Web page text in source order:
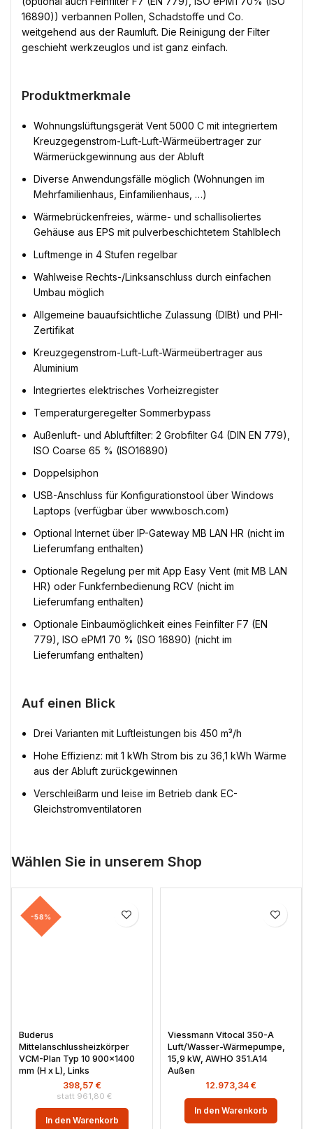
16890)) verbannen Pollen, Schadstoffe und Co.
weitgehend aus der Raumluft. Die Reinigung der Filter
geschieht werkzeuglos und ist ganz einfach.
Produktmerkmale
Wohnungslüftungsgerät Vent 5000 C mit integriertem
Kreuzgegenstrom-Luft-Luft-Wärmeübertrager zur
Wärmerückgewinnung aus der Abluft
Diverse Anwendungsfälle möglich (Wohnungen im
Mehrfamilienhaus, Einfamilienhaus, …)
Wärmebrückenfreies, wärme- und schallisoliertes
Gehäuse aus EPS mit pulverbeschichtetem Stahlblech
Luftmenge in 4 Stufen regelbar
Wahlweise Rechts-/Linksanschluss durch einfachen
Umbau möglich
Allgemeine bauaufsichtliche Zulassung (DIBt) und PHI-
Zertifikat
Kreuzgegenstrom-Luft-Luft-Wärmeübertrager aus
Aluminium
Integriertes elektrisches Vorheizregister
Temperaturgeregelter Sommerbypass
Außenluft- und Abluftfilter: 2 Grobfilter G4 (DIN EN 779),
ISO Coarse 65 % (ISO16890)
Doppelsiphon
USB-Anschluss für Konfigurationstool über Windows
Laptops (verfügbar über www.bosch.com)
Optional Internet über IP-Gateway MB LAN HR (nicht im
Lieferumfang enthalten)
Optionale Regelung per mit App Easy Vent (mit MB LAN
HR) oder Funkfernbedienung RCV (nicht im
Lieferumfang enthalten)
Optionale Einbaumöglichkeit eines Feinfilter F7 (EN
779), ISO ePM1 70 % (ISO 16890) (nicht im
Lieferumfang enthalten)
Auf einen Blick
Drei Varianten mit Luftleistungen bis 450 m³/h
Hohe Effizienz: mit 1 kWh Strom bis zu 36,1 kWh Wärme
aus der Abluft zurückgewinnen
Verschleißarm und leise im Betrieb dank EC-
Gleichstromventilatoren
Wählen Sie in unserem Shop
-58%
Buderus
Mittelanschlussheizkörper
VCM-Plan Typ 10 900×1400
mm (H x L), Links
961,80 €
398,57 €
In den Warenkorb
Viessmann Vitocal 350-A
Luft/Wasser-Wärmepumpe,
15,9 kW, AWHO 351.A14
Außen
12.973,34 €
In den Warenkorb